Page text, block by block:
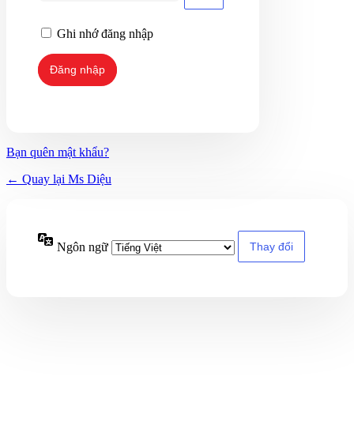
Ghi nhớ đăng nhập
Bạn quên mật khẩu?
← Quay lại Ms Diệu
Ngôn ngữ